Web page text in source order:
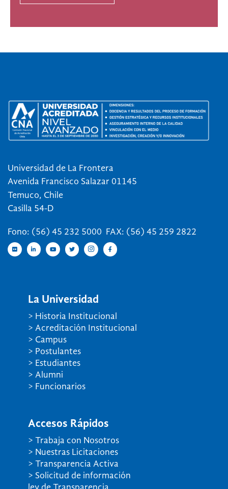
Universidad de La Frontera
Avenida Francisco Salazar 01145
Temuco, Chile
Casilla 54-D
Fono: (56) 45 232 5000 FAX: (56) 45 259 2822
La Universidad
> Historia Institucional
> Acreditación Institucional
> Campus
> Postulantes
> Estudiantes
> Alumni
> Funcionarios
Accesos Rápidos
> Trabaja con Nosotros
> Nuestras Licitaciones
> Transparencia Activa
> Solicitud de información